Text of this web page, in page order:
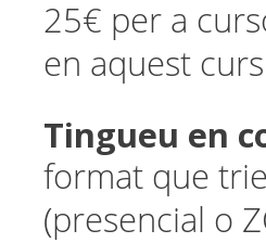
25€ per a
en aquest
Tingueu en
format que
(presencial o